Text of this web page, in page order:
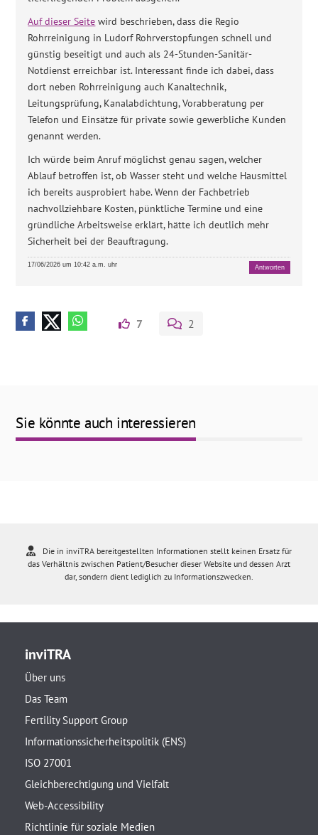
Auf dieser Seite wird beschrieben, dass die Regio
Rohrreinigung in Ludorf Rohrverstopfungen schnell und
günstig beseitigt und auch als 24-Stunden-Sanitär-
Notdienst erreichbar ist. Interessant finde ich dabei, dass
dort neben Rohrreinigung auch Kanaltechnik,
Leitungsprüfung, Kanalabdichtung, Vorabberatung per
Telefon und Einsätze für private sowie gewerbliche Kunden
genannt werden.
Ich würde beim Anruf möglichst genau sagen, welcher
Ablauf betroffen ist, ob Wasser steht und welche Hausmittel
ich bereits ausprobiert habe. Wenn der Fachbetrieb
nachvollziehbare Kosten, pünktliche Termine und eine
gründliche Arbeitsweise erklärt, hätte ich deutlich mehr
Sicherheit bei der Beauftragung.
17/06/2026 um 10:42 a.m. uhr Antworten
7 2
Sie könnte auch interessieren
Die in inviTRA bereitgestellten Informationen stellt keinen Ersatz für
das Verhältnis zwischen Patient/Besucher dieser Website und dessen Arzt
dar, sondern dient lediglich zu Informationszwecken.
inviTRA
Über uns
Das Team
Fertility Support Group
Informationssicherheitspolitik (ENS)
ISO 27001
Gleichberechtigung und Vielfalt
Web-Accessibility
Richtlinie für soziale Medien